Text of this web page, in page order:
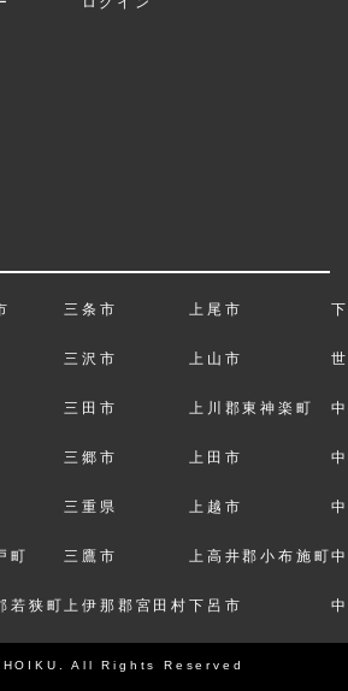
町
若狭町
三条市
三沢市
三田市
三郷市
三重県
三鷹市
上伊那郡宮田村
上尾市
上山市
上川郡東神楽町
上田市
上越市
上高井郡小布施町
下呂市
All Rights Reserved